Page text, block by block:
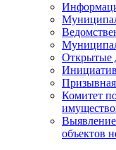
Открытые
Комитет
Выявление
объектов